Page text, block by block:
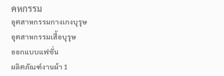
คหกรรม
อุตสาหกรรมกางเกงบุรุษ
อุตสาหกรรมเสื้อบุรุษ
ออกแบบแฟชั่น
ผลิตภัณฑ์งานผ้า 1